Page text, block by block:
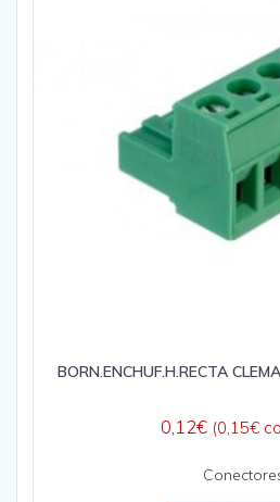
BORN.ENCHUF.H.RECTA
0,12€ (0,15€